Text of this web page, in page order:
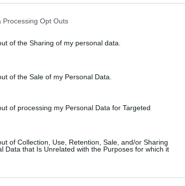
Processing Opt Outs
of the Sharing of my personal data.
of the Sale of my Personal Data.
of processing my Personal Data for Targeted
of Collection, Use, Retention, Sale, and/or Sharing
Data that Is Unrelated with the Purposes for which it
a Fáklyavivővel